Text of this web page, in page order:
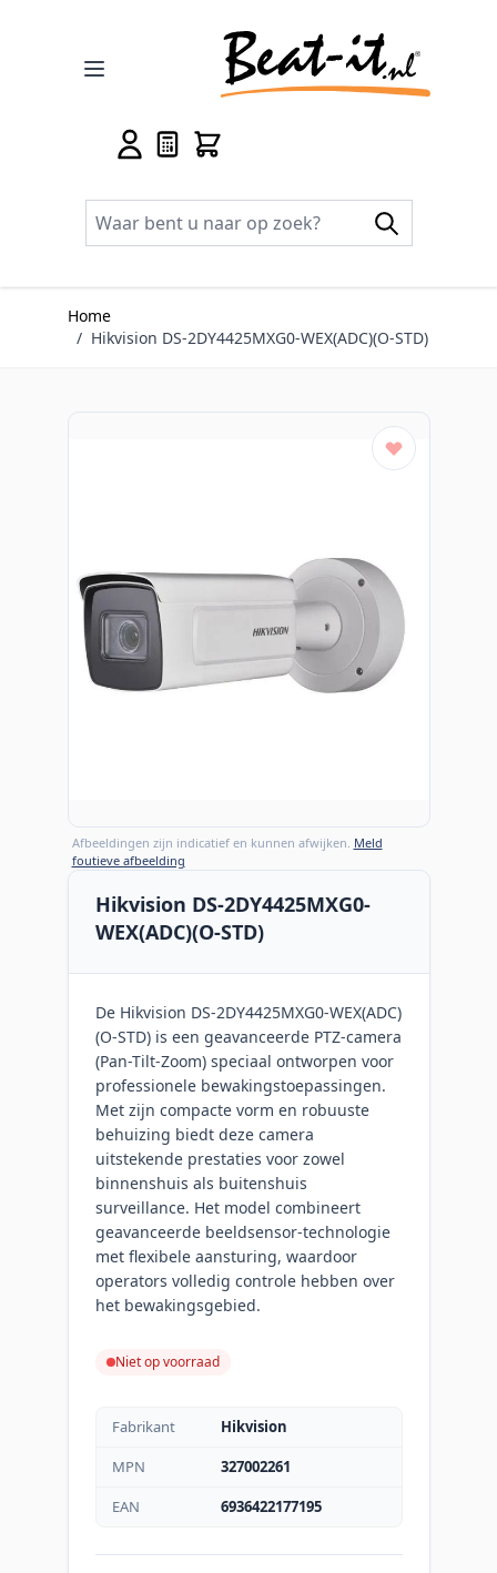
Home
/ Hikvision DS-2DY4425MXG0-WEX(ADC)(O-STD)
Afbeeldingen zijn indicatief en kunnen afwijken. Meld
foutieve afbeelding
Hikvision DS-2DY4425MXG0-
WEX(ADC)(O-STD)
De Hikvision DS-2DY4425MXG0-WEX(ADC)
(O-STD) is een geavanceerde PTZ-camera
(Pan-Tilt-Zoom) speciaal ontworpen voor
professionele bewakingstoepassingen.
Met zijn compacte vorm en robuuste
behuizing biedt deze camera
uitstekende prestaties voor zowel
binnenshuis als buitenshuis
surveillance. Het model combineert
geavanceerde beeldsensor-technologie
met flexibele aansturing, waardoor
operators volledig controle hebben over
het bewakingsgebied.
Niet op voorraad
Fabrikant
Hikvision
MPN
327002261
EAN
6936422177195